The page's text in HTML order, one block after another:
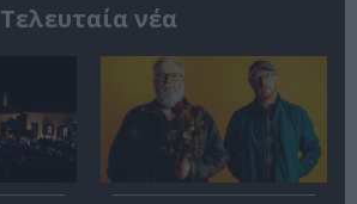
Τελευταία νέα